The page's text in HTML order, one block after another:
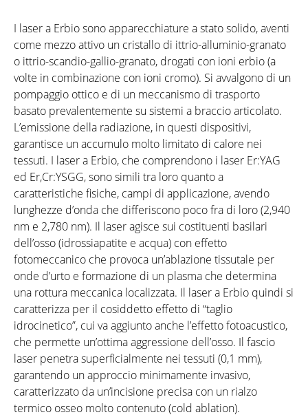
I laser a Erbio sono apparecchiature a stato solido, aventi
come mezzo attivo un cristallo di ittrio-alluminio-granato
o ittrio-scandio-gallio-granato, drogati con ioni erbio (a
volte in combinazione con ioni cromo). Si avvalgono di un
pompaggio ottico e di un meccanismo di trasporto
basato prevalentemente su sistemi a braccio articolato.
L’emissione della radiazione, in questi dispositivi,
garantisce un accumulo molto limitato di calore nei
tessuti. I laser a Erbio, che comprendono i laser Er:YAG
ed Er,Cr:YSGG, sono simili tra loro quanto a
caratteristiche fisiche, campi di applicazione, avendo
lunghezze d’onda che differiscono poco fra di loro (2,940
nm e 2,780 nm). Il laser agisce sui costituenti basilari
dell’osso (idrossiapatite e acqua) con effetto
fotomeccanico che provoca un’ablazione tissutale per
onde d’urto e formazione di un plasma che determina
una rottura meccanica localizzata. Il laser a Erbio quindi si
caratterizza per il cosiddetto effetto di “taglio
idrocinetico”, cui va aggiunto anche l’effetto fotoacustico,
che permette un’ottima aggressione dell’osso. Il fascio
laser penetra superficialmente nei tessuti (0,1 mm),
garantendo un approccio minimamente invasivo,
caratterizzato da un’incisione precisa con un rialzo
termico osseo molto contenuto (cold ablation).